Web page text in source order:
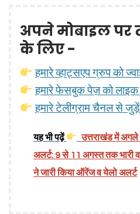
अपने मोबाइल पर
के लिए -
हमारे व्हाट्सएप ग्रुप को
हमारे फेसबुक पेज़ को
हमारे टेलीग्राम चैनल से जुड़ें
यह भी पढ़ें
उत्तराखंड में अगले
अलर्ट: 9 से 11 अगस्त तक भारी
ने जारी किया ऑरेंज व येलो अलर्ट